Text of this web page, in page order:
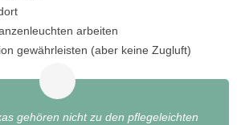
arbeiten
gewährleisten (aber keine Zugluft)
gehören nicht zu den pflegeleichten